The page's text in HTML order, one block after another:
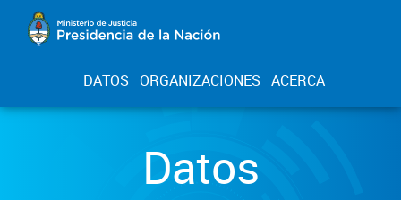
DATOS ORGANIZACIONES ACERCA
Datos